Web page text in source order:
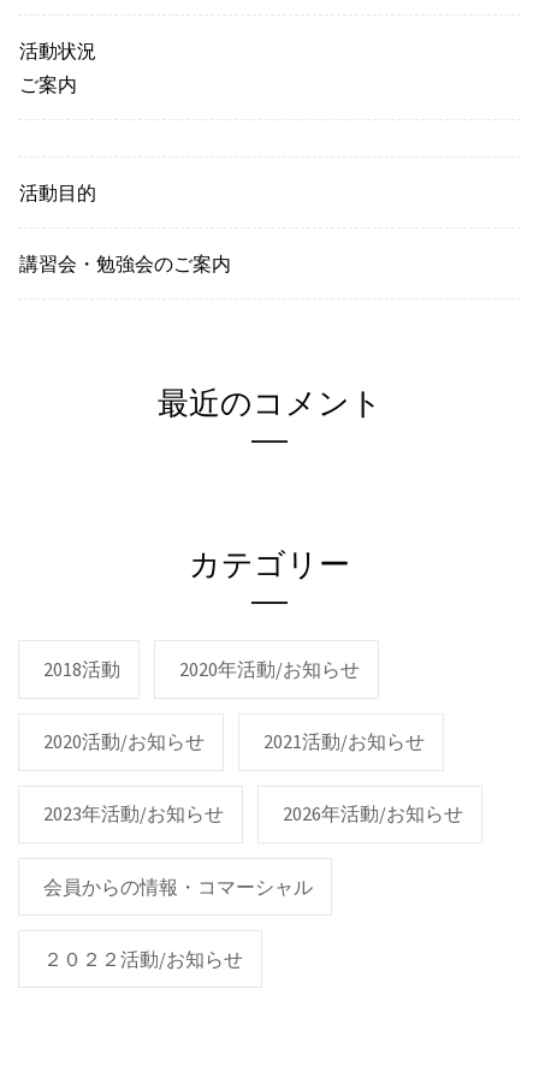
活動状況
ご案内
活動目的
講習会・勉強会のご案内
最近のコメント
カテゴリー
2018活動 2020年活動/お知らせ
2020活動/お知らせ 2021活動/お知らせ
2023年活動/お知らせ 2026年活動/お知らせ
会員からの情報・コマーシャル
２０２２活動/お知らせ